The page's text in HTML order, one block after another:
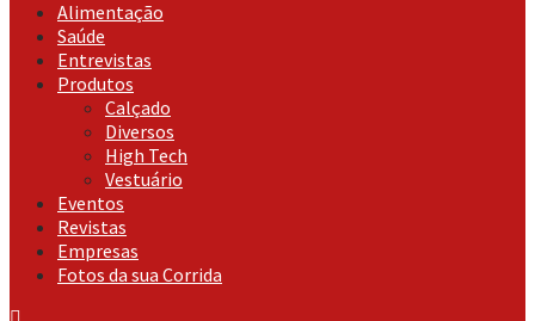
Alimentação
Saúde
Entrevistas
Produtos
Calçado
Diversos
High Tech
Vestuário
Eventos
Revistas
Empresas
Fotos da sua Corrida